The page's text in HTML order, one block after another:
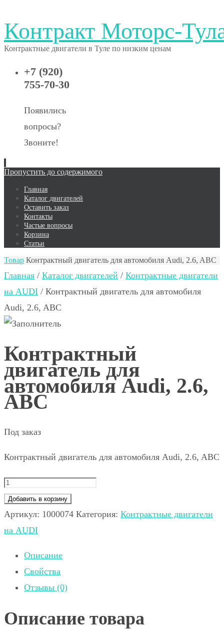
Контракт Моторс-
Контрактные двигатели в Туле по низким ценам
+7 (920)
755-70-30
Появились
вопросы?
Звоните!
Пропустить до содержимого
Главная
Каталог двигателей
Оставить заказ
Контакты
Частые вопросы
Корзина
Статьи
Товар Контрактный двигатель для автомобиля Audi, 2.6, ABC
Главная / Каталог двигателей / Контрактные двигатели
на AUDI / Контрактный двигатель для автомобиля
Audi, 2.6, ABC
Контрактный
двигатель для
автомобиля Audi, 2.6,
ABC
Под заказ
Контрактный двигатель для автомобиля Audi, 2.6, ABC
Добавить в корзину
Артикул: 1000074 Категория: Контрактные двигатели
на AUDI
Описание
Свойства
Отзывы (0)
Описание товара